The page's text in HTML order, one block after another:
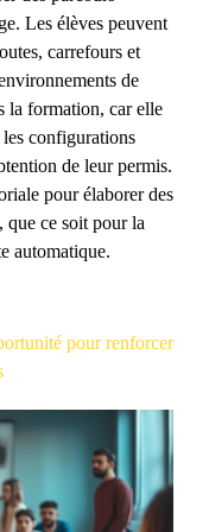
Les élèves peuvent
carrefours et
de
la formation, car elle
les configurations
de leur permis.
pour élaborer des
que ce soit pour la
automatique.
pour renforcer